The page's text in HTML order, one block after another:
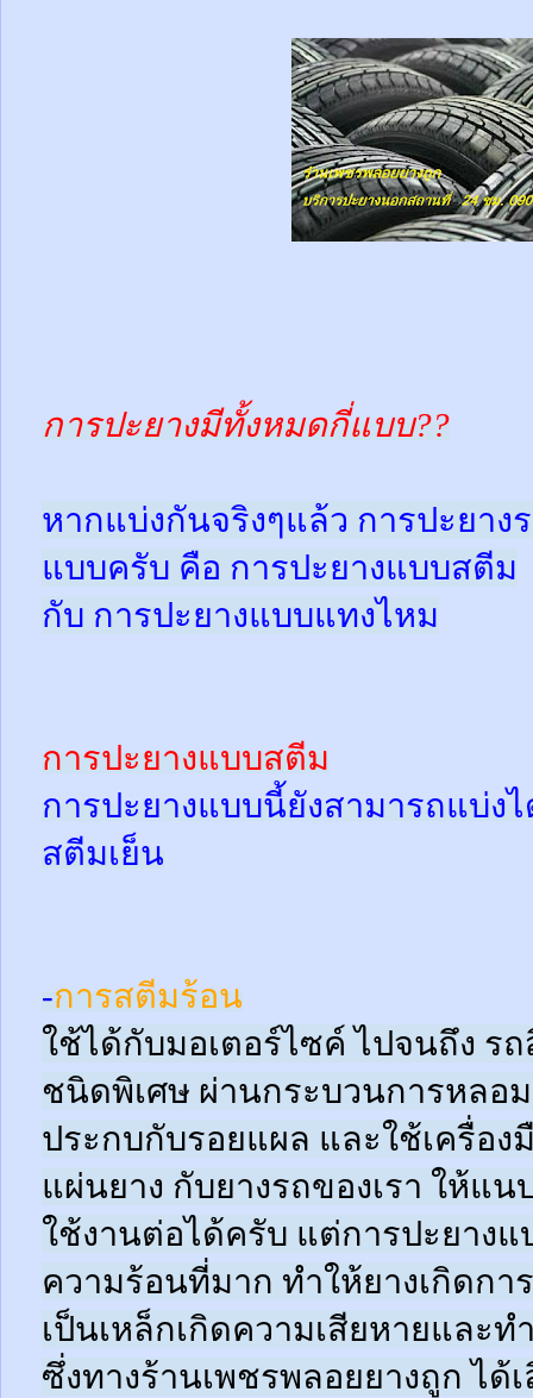
การปะยางมีทั้งหมดกี่แบบ??
หากแบ่งกันจริงๆแล้ว การปะยาง
แบบครับ คือ การปะยางแบบสตีม
กับ การปะยางแบบแทงไหม
การปะยางแบบสตีม
การปะยางแบบนี้ยังสามารถแบ่ง
สตีมเย็น
-การสตีมร้อน
ใช้ได้กับมอเตอร์ไซค์ ไปจนถึง ร
ชนิดพิเศษ ผ่านกระบวนการหลอ
ประกบกับรอยแผล และใช้เครื่อง
แผ่นยาง กับยางรถของเรา ให้แ
ใช้งานต่อได้ครับ แต่การปะยาง
ความร้อนที่มาก ทำให้ยางเกิดกา
เป็นเหล็กเกิดความเสียหายและท
ซึ่งทางร้านเพชรพลอยยางถูก ได้